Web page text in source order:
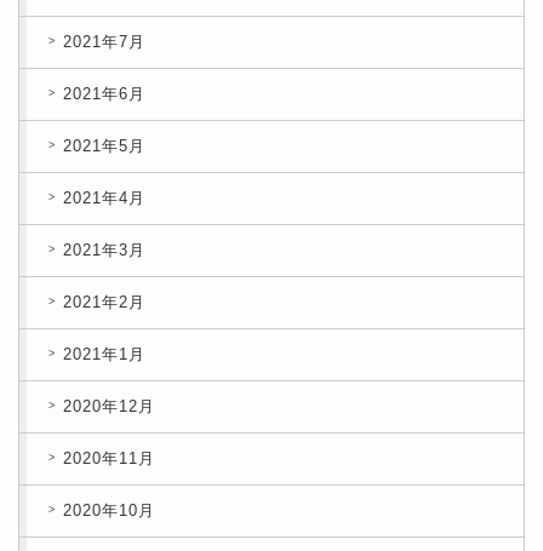
2021年7月
2021年6月
2021年5月
2021年4月
2021年3月
2021年2月
2021年1月
2020年12月
2020年11月
2020年10月